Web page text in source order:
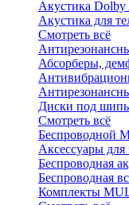
Акустика Dolby
Акустика для
Смотреть всё
Абсорберы,
Диски под
Смотреть всё
Беспроводной
Аксессуары для
Беспроводная
Беспроводная
Комплекты